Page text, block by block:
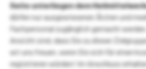
Seite unterliegen dem
dürfen nur ausgewiesenen Ärzten und
Fachpersonal zugänglich gemacht
Ansicht sind, dass Sie zu dieser
wir uns freuen, wenn Sie sich für einen
registrieren würden! Im Anschluss